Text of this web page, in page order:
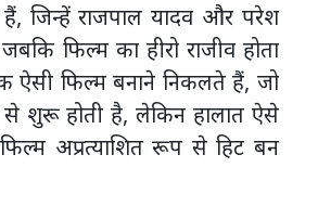
हैं, जिन्हें राजपाल यादव और परेश
फिल्म का हीरो राजीव होता
ऐसी फिल्म बनाने निकलते हैं, जो
से शुरू होती है, लेकिन हालात ऐसे
अप्रत्याशित रूप से हिट बन